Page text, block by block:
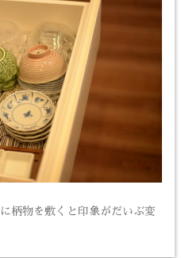
柄物を敷くと印象がだいぶ変